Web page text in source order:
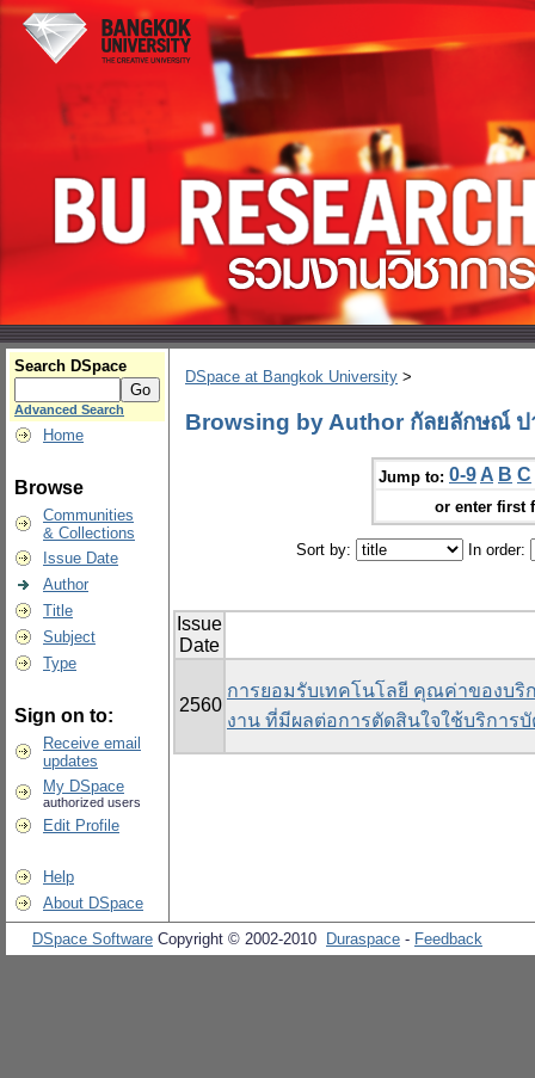
Search DSpace
Advanced Search
Home
Browse
Communities
& Collections
Issue Date
Author
Title
Subject
Type
Sign on to:
Receive email
updates
My DSpace
authorized users
Edit Profile
Help
About DSpace
DSpace at Bangkok University >
Browsing by Author กัลยลักษณ์ ป
Jump to: 0-9 A B C
or enter first
Sort by: In order:
Issue
Date
2560
การยอมรับเทคโนโลยี คุณค่าของบริ
งาน ที่มีผลต่อการตัดสินใจใช้บริการ
DSpace Software Copyright © 2002-2010 Duraspace - Feedback